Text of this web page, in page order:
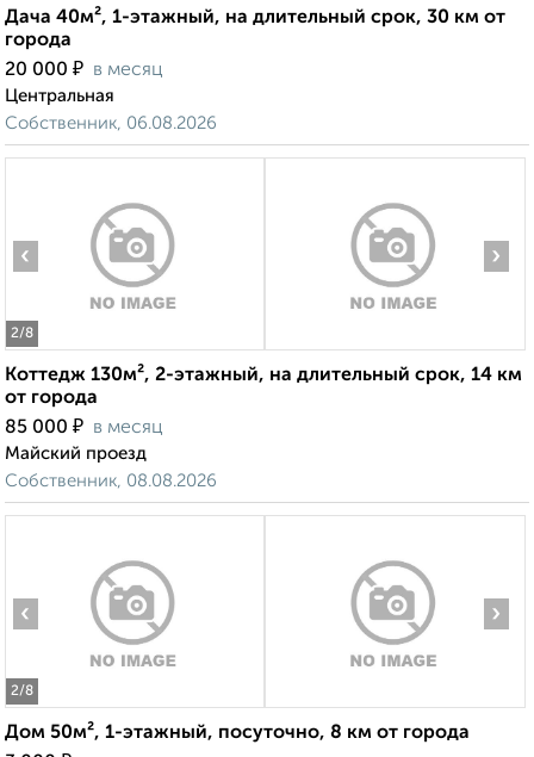
Дача 40м², 1-этажный, на длительный срок, 30 км от
города
20 000 ₽ в месяц
Центральная
Собственник, 06.08.2026
2/8
‹ ›
Коттедж 130м², 2-этажный, на длительный срок, 14 км
от города
85 000 ₽ в месяц
Майский проезд
Собственник, 08.08.2026
2/8
‹ ›
Дом 50м², 1-этажный, посуточно, 8 км от города